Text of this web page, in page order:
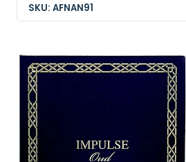
SKU: AFNAN91